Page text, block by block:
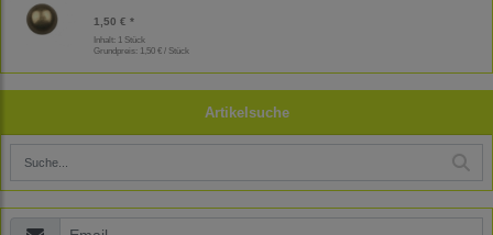
1,50 € *
Inhalt: 1 Stück
Grundpreis: 1,50 € / Stück
Artikelsuche